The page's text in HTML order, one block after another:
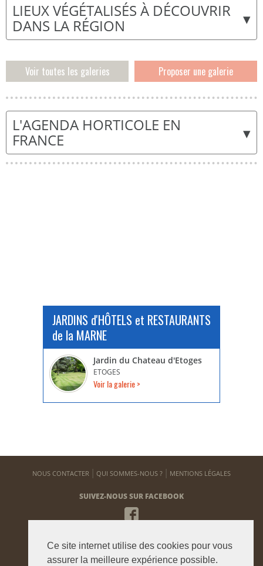
Ce site internet utilise des cookies pour vous
assurer la meilleure expérience possible.
▾
LIEUX VÉGÉTALISÉS À DÉCOUVRIR
DANS LA RÉGION
Voir toutes les galeries Proposer une galerie
▾
L'AGENDA HORTICOLE EN
FRANCE
JARDINS d'HÔTELS et RESTAURANTS
de la MARNE
Jardin du Chateau d'Etoges
ETOGES
Voir la galerie >
NOUS CONTACTER QUI SOMMES-NOUS ? MENTIONS LÉGALES
SUIVEZ-NOUS SUR FACEBOOK
NEWSLETTER
Pour vous tenir informé de notre actualité